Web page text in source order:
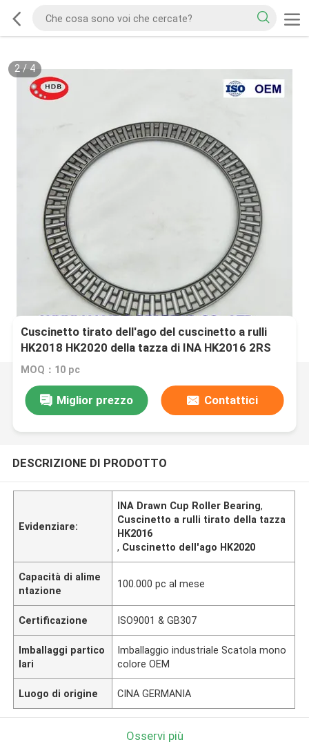
2/ 4
Cuscinetto tirato dell'ago del cuscinetto a rulli
HK2018 HK2020 della tazza di INA HK2016 2RS
MOQ：10 pc
Miglior prezzo Contattici
DESCRIZIONE DI PRODOTTO
Evidenziare:
INA Drawn Cup Roller Bearing,
Cuscinetto a rulli tirato della tazza
HK2016
, Cuscinetto dell'ago HK2020
Capacità di alime
ntazione
100.000 pc al mese
Certificazione ISO9001 & GB307
Imballaggi partico
lari
Imballaggio industriale Scatola mono
colore OEM
Luogo di origine CINA GERMANIA
Osservi più